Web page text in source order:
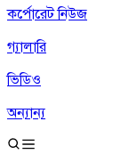
কর্পোরেট নিউজ
গ্যালারি
ভিডিও
অন্যান্য